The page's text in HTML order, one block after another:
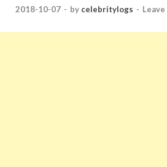
2018-10-07 - by celebritylogs -